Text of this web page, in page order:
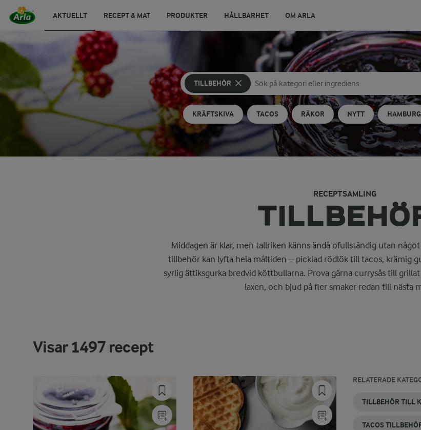
AKTUELLT RECEPT & MAT PRODUKTER HÅLLBARHET OM ARLA
TILLBEHÖR
Sök på kategori eller ingrediens
Skriv in sökord för att få förslag
KRÄFTSKIVA TACOS RÄKOR NYTT
RECEPTSAMLING
Middagen är klar, men tallriken känns ändå ofullständig utan
tillbehör kan lyfta hela måltiden – picklad rödlök till tacos, krämig
syrlig ättiksgurka bredvid köttbullarna. Prova gärna currysås till
laxen, och bjud på fler smaker redan till nästa
Visar1497 recept
RELATERADE
TILLBEHÖR TILL
TACOS
TILLBEHÖR
TILLBEHÖR
HAMBURGARE
KORV
TILLBEHÖR
LAX SOM
TILLBEHÖR
KÖTT OCH
TILLBEHÖR
KYCKLING
SOM
TILLBEHÖR